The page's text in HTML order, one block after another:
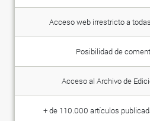
Acceso web irrestricto a
Posibilidad de
Acceso al Archivo de
+ de 110.000 artículos